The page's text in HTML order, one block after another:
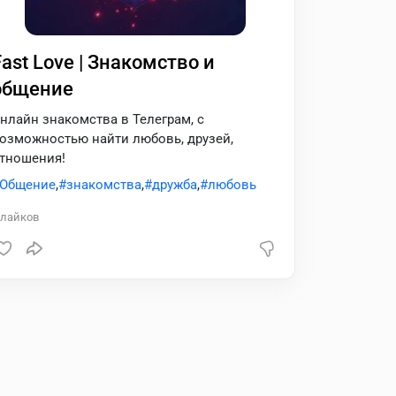
Love | Знакомство и
знакомства в Телеграм, с
найти любовь, друзей,
, знакомства, дружба, любовь